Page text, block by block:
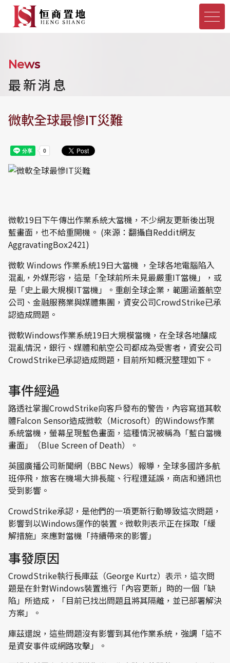
News
最新消息
微軟全球最慘IT災難
微軟19日下午傳出作業系統大當機，不少網友更新後出現
藍畫面，也不給重開機。 (來源：翻攝自Reddit網友
AggravatingBox2421)
微軟 Windows 作業系統19日大當機 ，全球各地電腦陷入
混亂，外媒形容，這是「全球前所未見最嚴重IT當機」，或
是「史上最大規模IT當機」。重創全球企業，範圍涵蓋航空
公司、金融服務業與媒體集團，資安公司CrowdStrike已承
認造成問題。
微軟Windows作業系統19日大規模當機，在全球各地釀成
混亂情況，銀行、媒體和航空公司都成為受害者，資安公司
CrowdStrike已承認造成問題，目前所知概況整理如下。
事件經過
路透社掌握CrowdStrike向客戶發布的警告，內容寫道其軟
體Falcon Sensor造成微軟（Microsoft）的Windows作業
系統當機，螢幕呈現藍色畫面，這種情況被稱為「藍白當機
畫面」（Blue Screen of Death）。
英國廣播公司新聞網（BBC News）報導，全球多國許多航
班停飛，旅客在機場大排長龍、行程遭延誤，商店和通訊也
受到影響。
CrowdStrike承認，是他們的一項更新行動導致這次問題，
影響到以Windows運作的裝置。微軟則表示正在採取「緩
解措施」來應對當機「持續帶來的影響」
事發原因
CrowdStrike執行長庫茲（George Kurtz）表示，這次問
題是在針對Windows裝置進行「內容更新」時的一個「缺
陷」所造成，「目前已找出問題且將其隔離，並已部署解決
方案」。
庫茲還說，這些問題沒有影響到其他作業系統，強調「這不
是資安事件或網路攻擊」。